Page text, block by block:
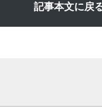
記事本文に戻